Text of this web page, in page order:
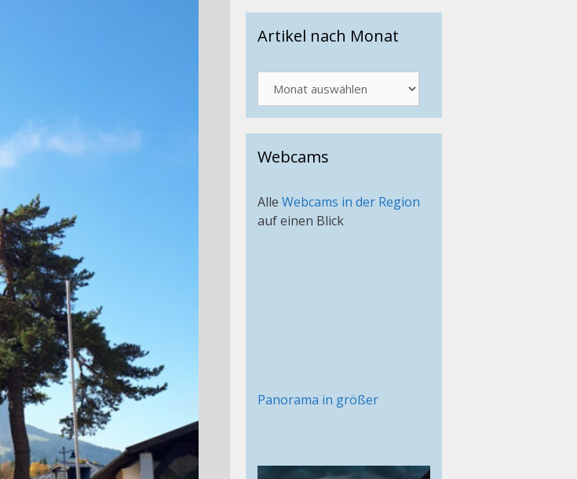
Artikel nach Monat
nach
Monat
Webcams
Alle Webcams in der Region
auf einen Blick
Panorama in größer